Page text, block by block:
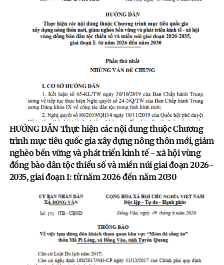
HƯỚNG DẪN Thực hiện các nội dung thuộc Chương
trình mục tiêu quốc gia xây dựng nông thôn mới, giảm
nghèo bền vững và phát triển kinh tế - xã hội vùng
đồng bào dân tộc thiểu số và miền núi giai đoạn 2026-
2035, giai đoạn I: từ năm 2026 đến năm 2030